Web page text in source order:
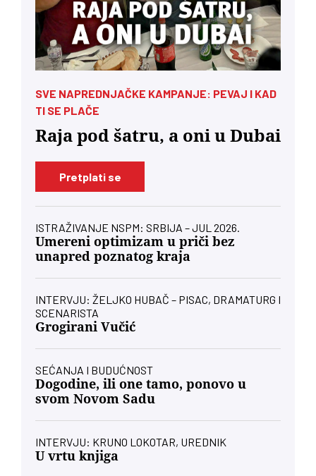
SVE NAPREDNJAČKE KAMPANJE: PEVAJ I KAD
TI SE PLAČE
Raja pod šatru, a oni u Dubai
Pretplati se
ISTRAŽIVANJE NSPM: SRBIJA – JUL 2026.
Umereni optimizam u priči bez
unapred poznatog kraja
INTERVJU: ŽELJKO HUBAČ – PISAC, DRAMATURG I
SCENARISTA
Grogirani Vučić
SEĆANJA I BUDUĆNOST
Dogodine, ili one tamo, ponovo u
svom Novom Sadu
INTERVJU: KRUNO LOKOTAR, UREDNIK
U vrtu knjiga